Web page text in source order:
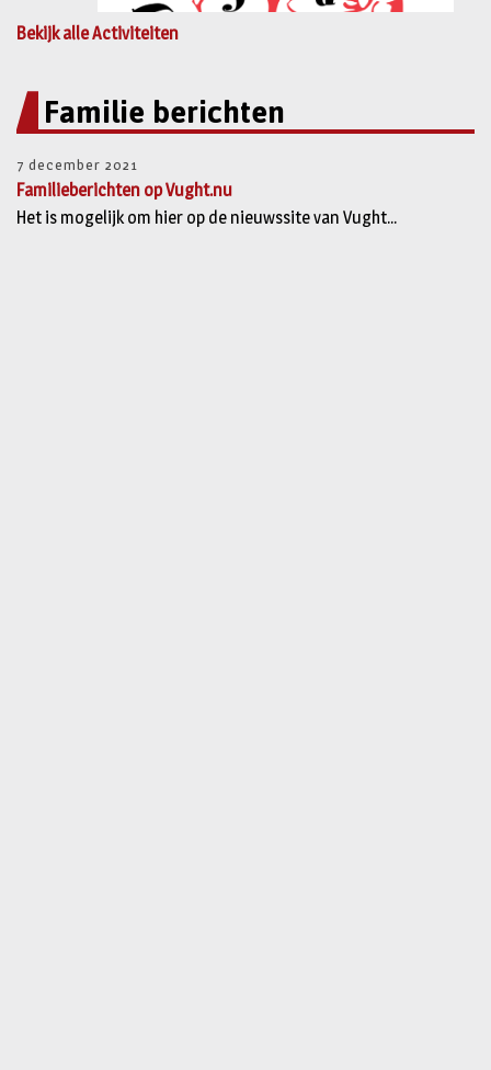
Bekijk alle Activiteiten
Familie berichten
7 december 2021
Familieberichten op Vught.nu
Het is mogelijk om hier op de nieuwssite van Vught...